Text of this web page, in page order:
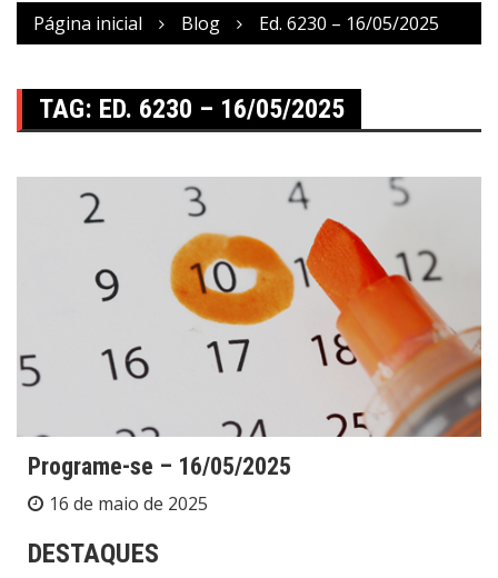
Página inicial Blog Ed. 6230 – 16/05/2025
TAG: ED. 6230 – 16/05/2025
Programe-se – 16/05/2025
16 de maio de 2025
DESTAQUES